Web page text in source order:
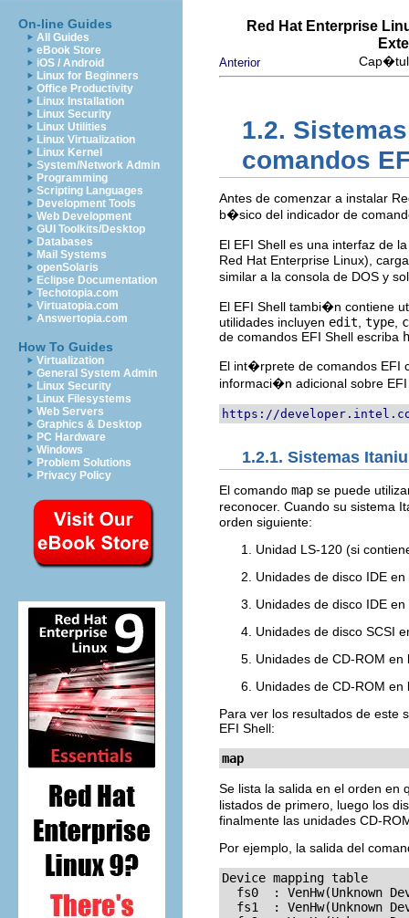
On-line Guides
All Guides
eBook Store
iOS / Android
Linux for Beginners
Office Productivity
Linux Installation
Linux Security
Linux Utilities
Linux Virtualization
Linux Kernel
System/Network Admin
Programming
Scripting Languages
Development Tools
Web Development
GUI Toolkits/Desktop
Databases
Mail Systems
openSolaris
Eclipse Documentation
Techotopia.com
Virtuatopia.com
Answertopia.com
How To Guides
Virtualization
General System Admin
Linux Security
Linux Filesystems
Web Servers
Graphics & Desktop
PC Hardware
Windows
Problem Solutions
Privacy Policy
Red Hat Enterprise
Anterior
1.2.
comandos
Antes de comenzar a instalar
b�sico del indicador de
El EFI Shell es una interfaz de
Red Hat Enterprise Linux),
similar a la consola de DOS y
El EFI Shell tambi�n contiene
utilidades incluyen edit type
de comandos EFI Shell escriba
El int�rprete de comandos EFI
informaci�n adicional sobre
https://
1.2.1. Sistemas
El comando map se puede
reconocer. Cuando su sistema
orden siguiente:
Unidad LS-120 (si
Unidades de disco IDE
Unidades de disco IDE
Unidades de disco SCSI
Unidades de CD-ROM en
Unidades de CD-ROM en
Para ver los resultados de este
EFI Shell:
map
Se lista la salida en el orden en
listados de primero, luego los
finalmente las unidades CD-
Por ejemplo, la salida del
Device mapping table
fs0  : VenHw(Unknown
fs1  : VenHw(Unknown